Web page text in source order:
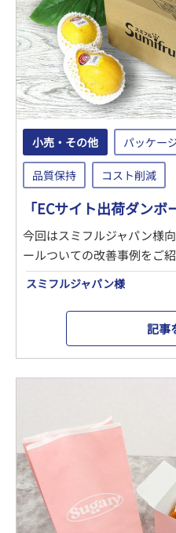
小売・その他 パッケー
品質保持 コスト削減
「ECサイト出荷ダン
今回はスミフルジャパン様
ールついての改善事例をご紹
スミフルジャパン様
記事